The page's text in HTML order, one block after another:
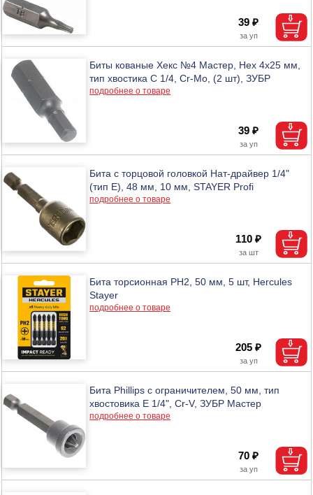
39 ₽
Биты кованые Хекс №4 Мастер, Hex 4x25 мм,
тип хвостика C 1/4, Cr-Mo, (2 шт), ЗУБР
подробнее о товаре
39 ₽
Бита с торцовой головкой Нат-драйвер 1/4"
(тип E), 48 мм, 10 мм, STAYER Profi
подробнее о товаре
110 ₽
Бита торсионная PH2, 50 мм, 5 шт, Hercules
Stayer
подробнее о товаре
205 ₽
Бита Phillips с ограничителем, 50 мм, тип
хвостовика E 1/4", Cr-V, ЗУБР Мастер
подробнее о товаре
70 ₽